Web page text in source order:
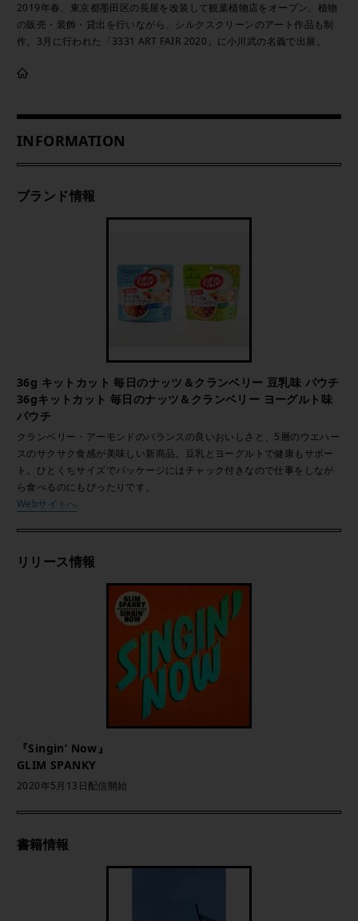
2019年春、東京都墨田区の長屋を改装して観葉植物店をオープン。植物
の販売・装飾・貸出を行いながら、シルクスクリーンのアート作品も制
作。3月に行われた「3331 ART FAIR 2020」に小川武の名義で出展。
INFORMATION
ブランド情報
36g キットカット 毎日のナッツ＆クランベリー 豆乳味 パウチ
36gキットカット 毎日のナッツ＆クランベリー ヨーグルト味
パウチ
クランベリー・アーモンドのバランスの良いおいしさと、5層のウエハー
スのサクサク食感が美味しい新商品。豆乳とヨーグルトで健康もサポー
ト。ひとくちサイズでパッケージにはチャック付きなので仕事をしなが
ら食べるのにもぴったりです。
Webサイトへ
リリース情報
『Singin’ Now』
GLIM SPANKY
2020年5月13日配信開始
書籍情報